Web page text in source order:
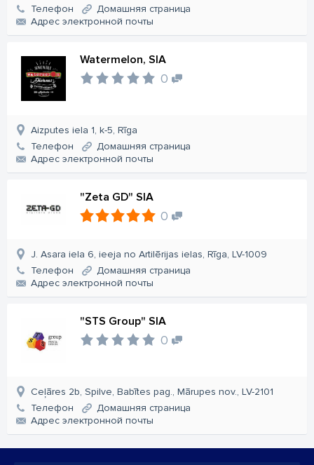
Телефон
Домашняя страница
Aдрес электронной почты
Watermelon, SIA
0
Aizputes iela 1, k-5, Rīga
Телефон
Домашняя страница
Aдрес электронной почты
"Zeta GD" SIA
0
J. Asara iela 6, ieeja no Artilērijas ielas, Rīga, LV-1009
Телефон
Домашняя страница
Aдрес электронной почты
"STS Group" SIA
0
Ceļāres 2b, Spilve, Babītes pag., Mārupes nov., LV-2101
Телефон
Домашняя страница
Aдрес электронной почты